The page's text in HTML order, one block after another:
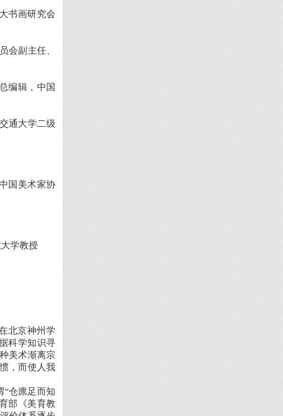
书画研究会
会副主任、
编辑，中国
通大学二级
国美术家协
学教授
北京神州学
科学知识寻
美术渐离宗
，而使人我
“仓廪足而知
部《美育教